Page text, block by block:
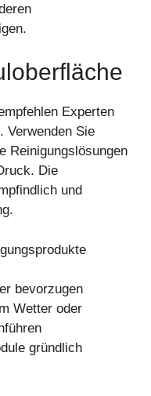
Experten
Verwenden Sie
Reinigungslösungen
Die
und
bevorzugen
Wetter oder
gründlich